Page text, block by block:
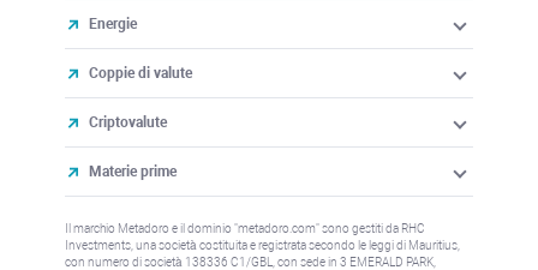
Energie
Coppie di valute
Criptovalute
Materie prime
Il marchio Metadoro e il dominio "metadoro.com" sono gestiti da RHC
Investments, una società costituita e registrata secondo le leggi di Mauritius,
con numero di società 138336 C1/GBL, con sede in 3 EMERALD PARK,